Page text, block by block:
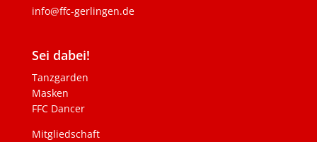
info@ffc-gerlingen.de
Sei dabei!
Tanzgarden
Masken
FFC Dancer
Mitgliedschaft